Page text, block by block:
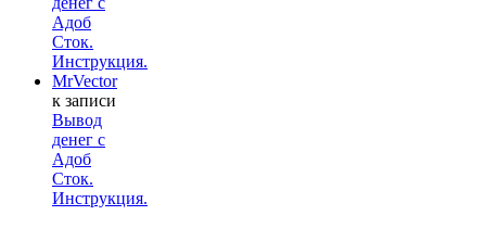
Адоб
Сток.
Инструкция.
MrVector
к записи
Вывод
денег с
Адоб
Сток.
Инструкция.